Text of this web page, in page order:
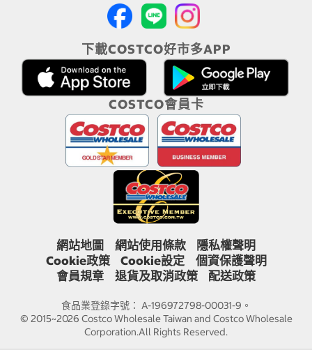
下載COSTCO好市多APP
COSTCO會員卡
網站地圖 網站使用條款
隱私權聲明
Cookie政策
Cookie設定
個資保護聲明
會員規章
退貨及取消政策 配送政策
食品業登錄字號： A-196972798-00031-9。
© 2015~2026 Costco Wholesale Taiwan and Costco Wholesale
Corporation.All Rights Reserved.